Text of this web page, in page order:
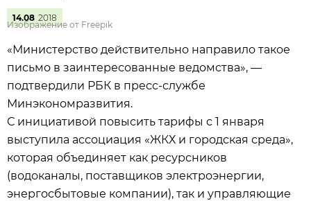
14.08 2018
Изображение от Freepik
«Министерство действительно направило такое
письмо в заинтересованные ведомства», —
подтвердили РБК в пресс-службе
Минэкономразвития.
С инициативой повысить тарифы с 1 января
выступила ассоциация «ЖКХ и городская среда»,
которая объединяет как ресурсников
(водоканалы, поставщиков электроэнергии,
энергосбытовые компании), так и управляющие